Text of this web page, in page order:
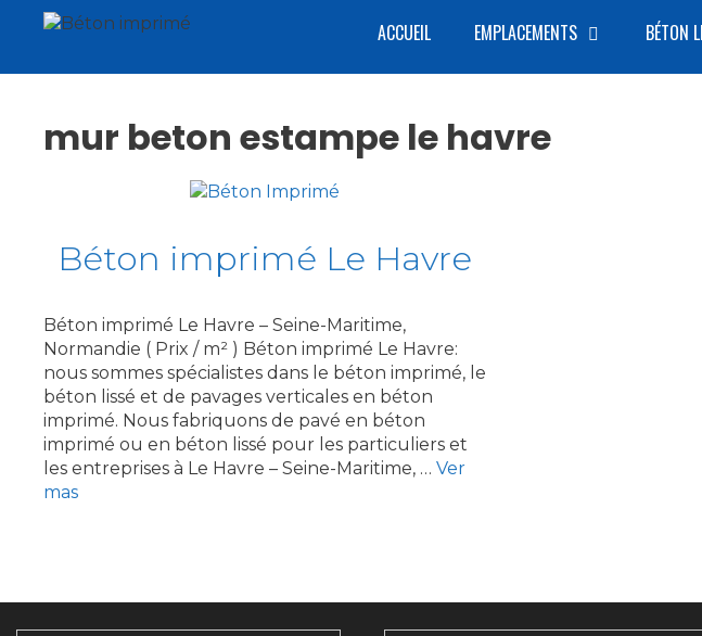
ACCUEIL EMPLACEMENTS BÉTON
mur beton estampe le havre
Béton imprimé Le Havre
Béton imprimé Le Havre – Seine-Maritime,
Normandie ( Prix / m² ) Béton imprimé Le Havre:
nous sommes spécialistes dans le béton imprimé, le
béton lissé et de pavages verticales en béton
imprimé. Nous fabriquons de pavé en béton
imprimé ou en béton lissé pour les particuliers et
les entreprises à Le Havre – Seine-Maritime, … Ver
mas